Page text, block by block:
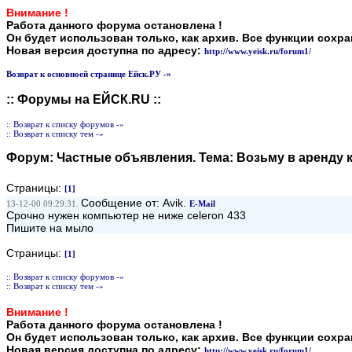
Внимание !
Работа данного форума остановлена !
Он будет использован только, как архив. Все функции
Новая версия доступна по адресу: http://www.yeisk.ru/forum1/
Возврат к основноей странице Ейск.РУ -»
:: Форумы на ЕЙСК.RU ::
:: Возврат к списку форумов -»
:: Возврат к списку тем -»
Форум: Частные объявления. Тема: Возьму в аренду
Страницы: [1]
13-12-00 09:29:31. Сообщение от: Avik. E-Mail
Срочно нужен компьютер не ниже celeron 433
Пишите на мыло
Страницы: [1]
:: Возврат к списку форумов -»
:: Возврат к списку тем -»
Внимание !
Работа данного форума остановлена !
Он будет использован только, как архив. Все функции